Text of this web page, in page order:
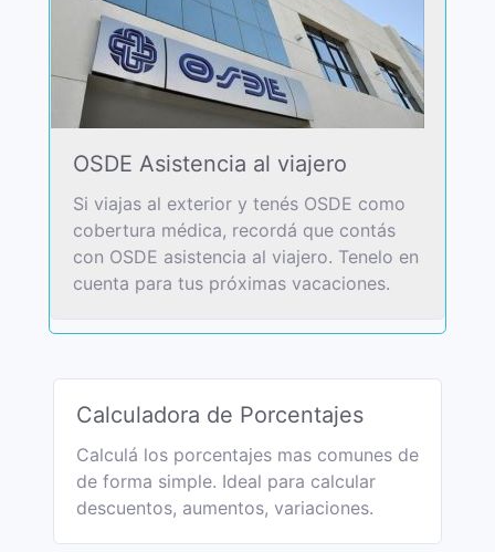
OSDE Asistencia al viajero
Si viajas al exterior y tenés OSDE como
cobertura médica, recordá que contás
con OSDE asistencia al viajero. Tenelo en
cuenta para tus próximas vacaciones.
Calculadora de Porcentajes
Calculá los porcentajes mas comunes de
de forma simple. Ideal para calcular
descuentos, aumentos, variaciones.